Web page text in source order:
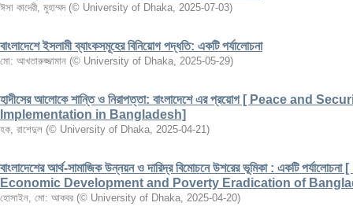
ঈসা কাদেরী, মুহাম্মদ (© University of Dhaka, 2025-07-03)
বাংলাদেশে ইসলামী ব্যাংকসমূহের বিনিয়োগ পদ্ধতি: একটি পর্যালোচনা
মো: আখতারুজ্জামান (© University of Dhaka, 2025-05-29)
হাদীসের আলোকে শান্তি ও নিরাপত্তা: বাংলাদেশে এর প্রয়োগ [ Peace
Implementation in Bangladesh]
হক, রাশেদুল (© University of Dhaka, 2025-04-21)
বাংলাদেশের আর্থ-সামাজিক উন্নয়ন ও দারিদ্র বিমোচনে উশরের ভূমিকা : একটি
Economic Development and Poverty Eradication of
হোসাইন, মো: আকবর (© University of Dhaka, 2025-04-20)